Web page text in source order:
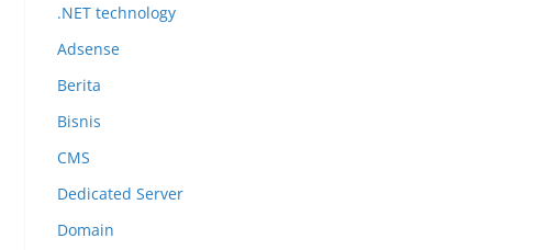
.NET technology
Adsense
Berita
Bisnis
CMS
Dedicated Server
Domain